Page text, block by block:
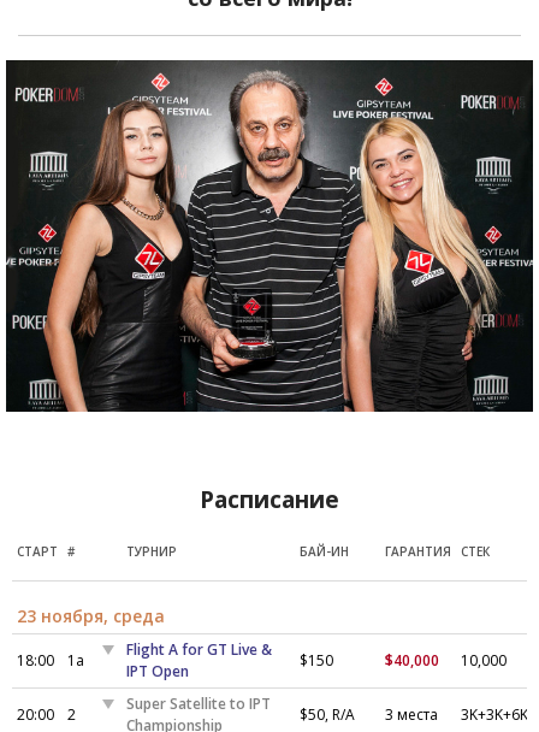
Расписание
СТАРТ # ТУРНИР БАЙ-ИН ГАРАНТИЯ СТЕК
23 ноября, среда
18:00 1a
Flight A for GT Live &
IPT Open
$150 $40,000 10,000
20:00 2
Super Satellite to IPT
Championship
$50, R/A 3 места 3K+3K+6K